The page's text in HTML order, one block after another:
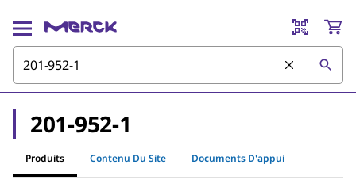
201-952-1
Produits Contenu Du Site Documents D'appui